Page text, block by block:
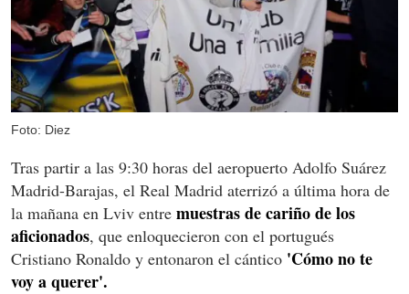
Foto: Diez
Tras partir a las 9:30 horas del aeropuerto Adolfo Suárez
Madrid-Barajas, el Real Madrid aterrizó a última hora de
la mañana en Lviv entre muestras de cariño de los
aficionados, que enloquecieron con el portugués
Cristiano Ronaldo y entonaron el cántico 'Cómo no te
voy a querer'.